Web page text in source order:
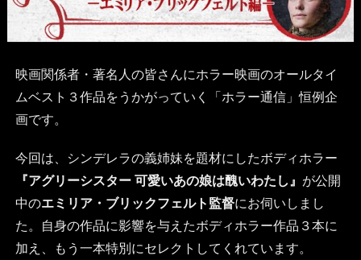
映画関係者・著名人の皆さんにホラー映画のオールタイ
ムベスト３作品をうかがっていく「ホラー通信」恒例企
画です。
今回は、シンデレラの義姉妹を題材にしたボディホラー
『アグリーシスター 可愛いあの娘は醜いわたし』 が公開
中のエミリア・ブリックフェルト監督にお伺いしまし
た。自身の作品に影響を与えたボディホラー作品３本に
加え、もう一本特別にセレクトしてくれています。